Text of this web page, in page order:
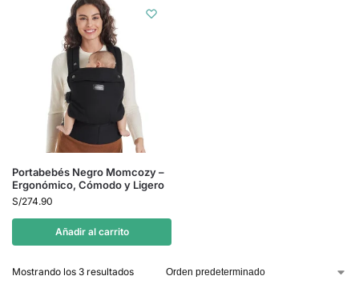
Portabebés Negro Momcozy –
Ergonómico, Cómodo y Ligero
S/274.90
Añadir al carrito
Mostrando los 3 resultados